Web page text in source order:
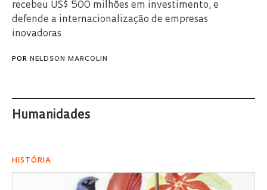
recebeu US$ 500 milhões em investimento, e
defende a internacionalização de empresas
inovadoras
POR NELDSON MARCOLIN
Humanidades
HISTÓRIA